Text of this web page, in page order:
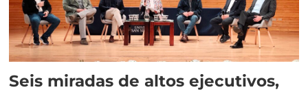
Seis miradas de altos ejecutivos,